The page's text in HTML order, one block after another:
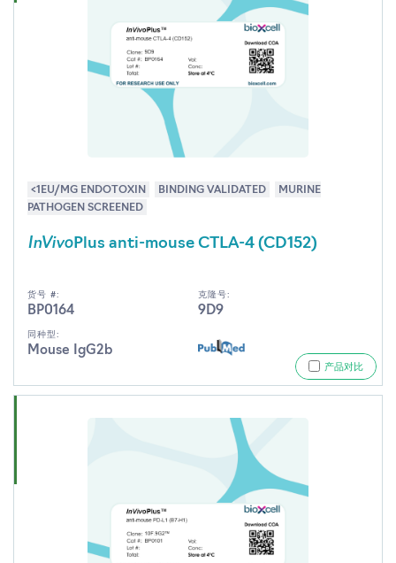
<1EU/MG ENDOTOXIN BINDING VALIDATED
MURINE
PATHOGEN SCREENED
InVivoPlus anti-mouse CTLA-4 (CD152)
货号 #:
BP0164
克隆号:
9D9
同种型:
Mouse IgG2b
产品对比